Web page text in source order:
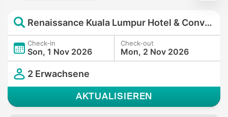
Renaissance Kuala Lumpur Hotel & Convention Centre
Check-in
Son, 1 Nov 2026
Check-out
Mon, 2 Nov 2026
2 Erwachsene
AKTUALISIEREN